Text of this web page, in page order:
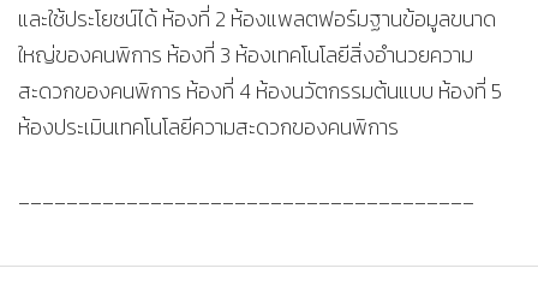
และใช้ประโยชน์ได้ ห้องที่ 2 ห้องแพลตฟอร์มฐานข้อมูลขนาด
ใหญ่ของคนพิการ ห้องที่ 3 ห้องเทคโนโลยีสิ่งอำนวยความ
สะดวกของคนพิการ ห้องที่ 4 ห้องนวัตกรรมต้นแบบ ห้องที่ 5
ห้องประเมินเทคโนโลยีความสะดวกของคนพิการ
______________________________________